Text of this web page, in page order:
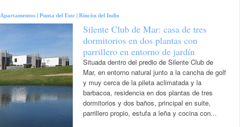
Apartamentos Punta del Este Rincón del Indio
Silente Club de Mar: casa de tres
dormitorios en dos plantas con
parrillero en entorno de jardín
Situada dentro del predio de Silente Club de
Mar, en entorno natural junto a la cancha de golf
y muy cerca de la pileta aclimatada y la
barbacoa, residencia en dos plantas de tres
dormitorios y dos baños, principal en suite,
parrillero propio, estufa a leña y cocina con...